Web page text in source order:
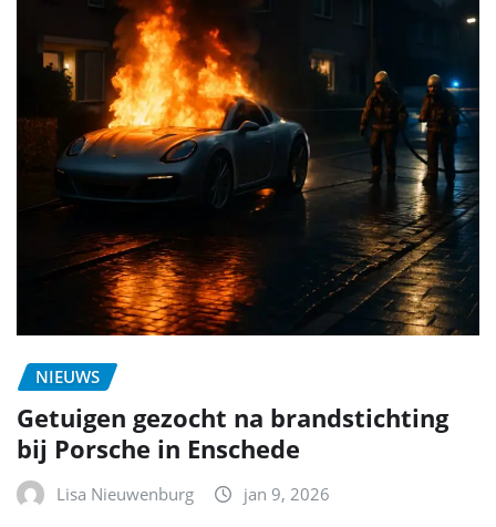
NIEUWS
Getuigen gezocht na brandstichting
bij Porsche in Enschede
Lisa Nieuwenburg jan 9, 2026